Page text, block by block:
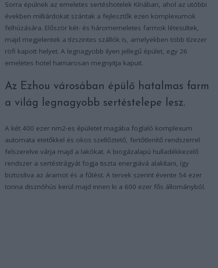
Sorra épülnek az emeletes sertéshotelek Kínában, ahol az utóbbi
években milliárdokat szántak a fejlesztők ezen komplexumok
felhúzására. Először két- és háromemeletes farmok létesültek,
majd megjelentek a tízszintes szállók is, amelyekben több tízezer
röfi kapott helyet. A legnagyobb ilyen jellegű épület, egy 26
emeletes hotel hamarosan megnyitja kapuit.
Az Ezhou városában épülő hatalmas farm
a világ legnagyobb sertéstelepe lesz.
A két 400 ezer nm2-es épületet magába foglaló komplexum
automata etetőkkel és okos szellőztető, fertőtlenítő rendszerrel
felszerelve várja majd a lakókat. A biogázalapú hulladékkezelő
rendszer a sertéstrágyát fogja tiszta energiává alakítani, így
biztosítva az áramot és a fűtést. A tervek szerint évente 54 ezer
tonna disznóhús kerül majd innen ki a 600 ezer fős állományból.